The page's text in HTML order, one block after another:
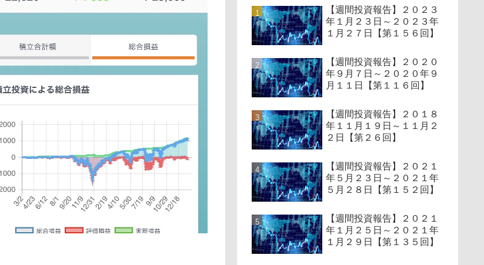
【週間投資報告】２０２３
年１月２３日～２０２３年
１月２７日【第１５６回】
【週間投資報告】２０２０
年９月７日～２０２０年９
月１１日【第１１６回】
【週間投資報告】２０１８
年１１月１９日～１１月２
２日【第２６回】
【週間投資報告】２０２１
年５月２３日～２０２１年
５月２８日【第１５２回】
【週間投資報告】２０２１
年１月２５日～２０２１年
１月２９日【第１３５回】